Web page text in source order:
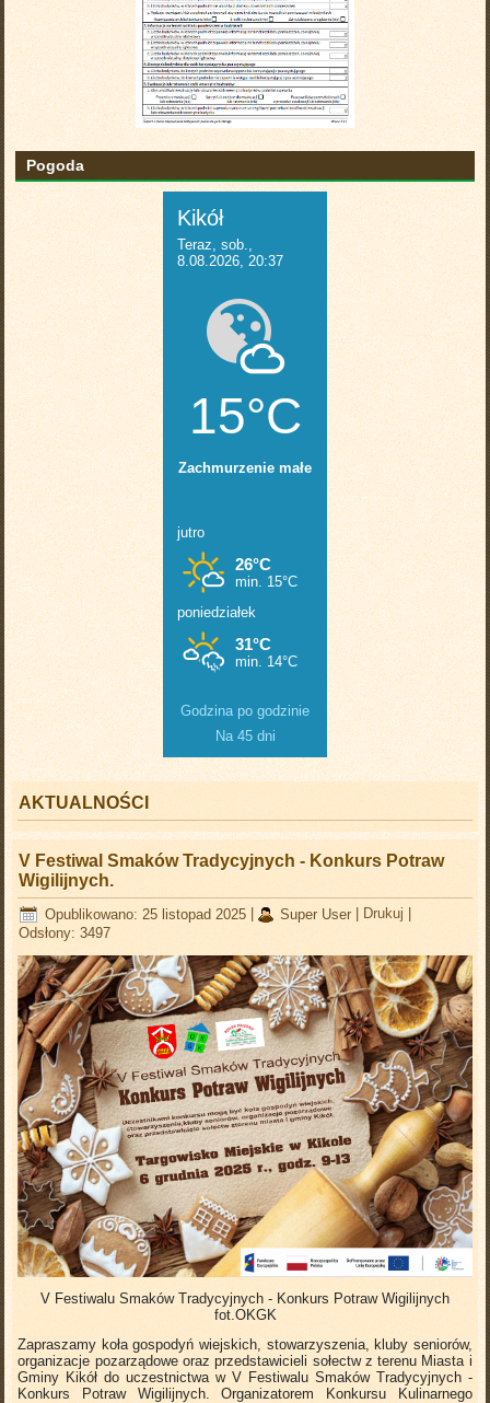
Pogoda
Godzina po godzinie
Na 45 dni
AKTUALNOŚCI
V Festiwal Smaków Tradycyjnych - Konkurs Potraw
Wigilijnych.
Opublikowano: 25 listopad 2025 Super User| Drukuj
Odsłony: 3497
V Festiwalu Smaków Tradycyjnych - Konkurs Potraw Wigilijnych
fot.OKGK
Zapraszamy koła gospodyń wiejskich, stowarzyszenia, kluby seniorów,
organizacje pozarządowe oraz przedstawicieli sołectw z terenu Miasta i
Gminy Kikół do uczestnictwa w V Festiwalu Smaków Tradycyjnych -
Konkurs Potraw Wigilijnych. Organizatorem Konkursu Kulinarnego